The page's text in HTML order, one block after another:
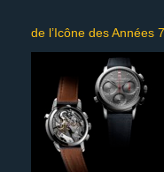
de l’Icône des Années